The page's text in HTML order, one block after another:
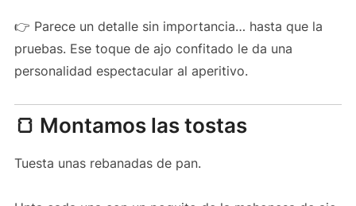
👉 Parece un detalle sin importancia… hasta que la
pruebas. Ese toque de ajo confitado le da una
personalidad espectacular al aperitivo.
🍞 Montamos las tostas
Tuesta unas rebanadas de pan.